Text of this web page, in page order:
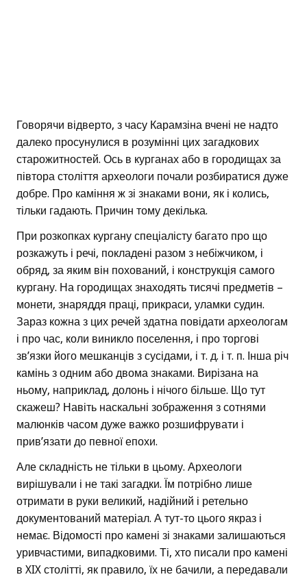
Говорячи відверто, з часу Карамзіна вчені не надто
далеко просунулися в розумінні цих загадкових
старожитностей. Ось в курганах або в городищах за
півтора століття археологи почали розбиратися дуже
добре. Про каміння ж зі знаками вони, як і колись,
тільки гадають. Причин тому декілька.
При розкопках кургану спеціалісту багато про що
розкажуть і речі, покладені разом з небіжчиком, і
обряд, за яким він похований, і конструкція самого
кургану. На городищах знаходять тисячі предметів –
монети, знаряддя праці, прикраси, уламки судин.
Зараз кожна з цих речей здатна повідати археологам
і про час, коли виникло поселення, і про торгові
зв’язки його мешканців з сусідами, і т. д. і т. п. Інша річ
камінь з одним або двома знаками. Вирізана на
ньому, наприклад, долонь і нічого більше. Що тут
скажеш? Навіть наскальні зображення з сотнями
малюнків часом дуже важко розшифрувати і
прив’язати до певної епохи.
Але складність не тільки в цьому. Археологи
вирішували і не такі загадки. Їм потрібно лише
отримати в руки великий, надійний і ретельно
документований матеріал. А тут-то цього якраз і
немає. Відомості про камені зі знаками залишаються
уривчастими, випадковими. Ті, хто писали про камені
в XIX столітті, як правило, їх не бачили, а передавали